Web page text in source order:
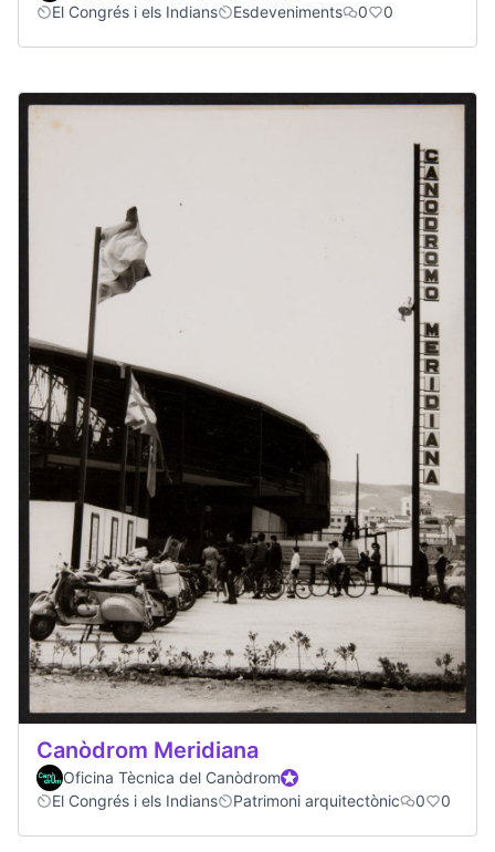
El Congrés i els Indians
Esdeveniments 0 0
Canòdrom Meridiana
Oficina Tècnica del CanòdromOfficial participant
El Congrés i els Indians
Patrimoni arquitectònic 0 0